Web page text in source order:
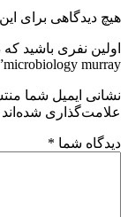
هیچ دیدگاهی برای
microbiology murray”
نشانی ایمیل شما
علامت‌گذاری شده‌اند
دیدگاه شما *